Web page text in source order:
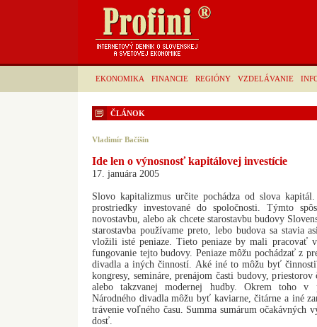
EKONOMIKA FINANCIE REGIÓNY VZDELÁVANIE
ČLÁNOK
Vladimír Bačišin
Ide len o výnosnosť kapitálovej investície
17. januára 2005
Slovo kapitalizmus určite pochádza od slova
prostriedky investované do spoločnosti. Týmto
novostavbu, alebo ak chcete starostavbu budovy
starostavba používame preto, lebo budova sa stavia
vložili isté peniaze. Tieto peniaze by mali pracovať
fungovanie tejto budovy. Peniaze môžu pochádzať z
divadla a iných činností. Aké iné to môžu byť
kongresy, semináre, prenájom časti budovy,
alebo takzvanej modernej hudby. Okrem toho v
Národného divadla môžu byť kaviarne, čitárne a iné
trávenie voľného času. Summa sumárum očakávných
dosť.